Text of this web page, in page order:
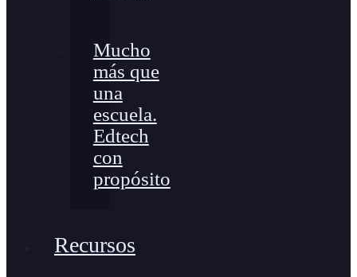
Mucho
más que
una
escuela.
Edtech
con
propósito
Recursos